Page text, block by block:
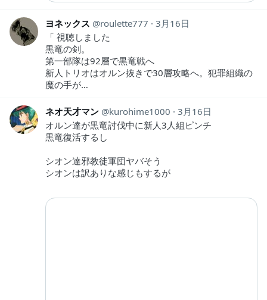
ヨネックス roulette777
3月16日
「 視聴しました
黒竜の剣。
第一部隊は92層で黒竜戦へ
新人トリオはオルン抜きで30層攻略へ。犯罪組織の
魔の手が…
ネオ天才マン kurohime1000
3月16日
オルン達が黒竜討伐中に新人3人組ピンチ
黒竜復活するし
シオン達邪教徒軍団ヤバそう
シオンは訳ありな感じもするが